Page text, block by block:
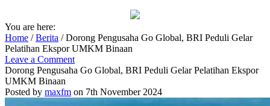
You are here:
Home /Berita /Dorong Pengusaha Go Global, BRI Peduli Gelar
Pelatihan Ekspor UMKM Binaan
Leave a Comment
Dorong Pengusaha Go Global, BRI Peduli Gelar Pelatihan Ekspor
UMKM Binaan
Posted by maxfm on 7th November 2024